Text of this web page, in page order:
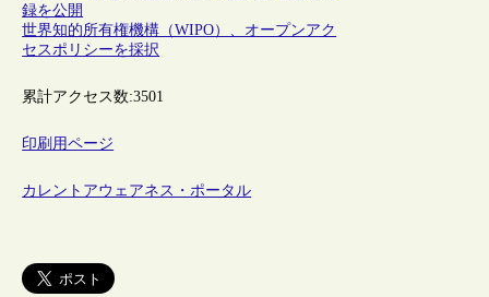
録を公開
世界知的所有権機構（WIPO）、オープンアク
セスポリシーを採択
累計アクセス数:3501
印刷用ページ
カレントアウェアネス・ポータル